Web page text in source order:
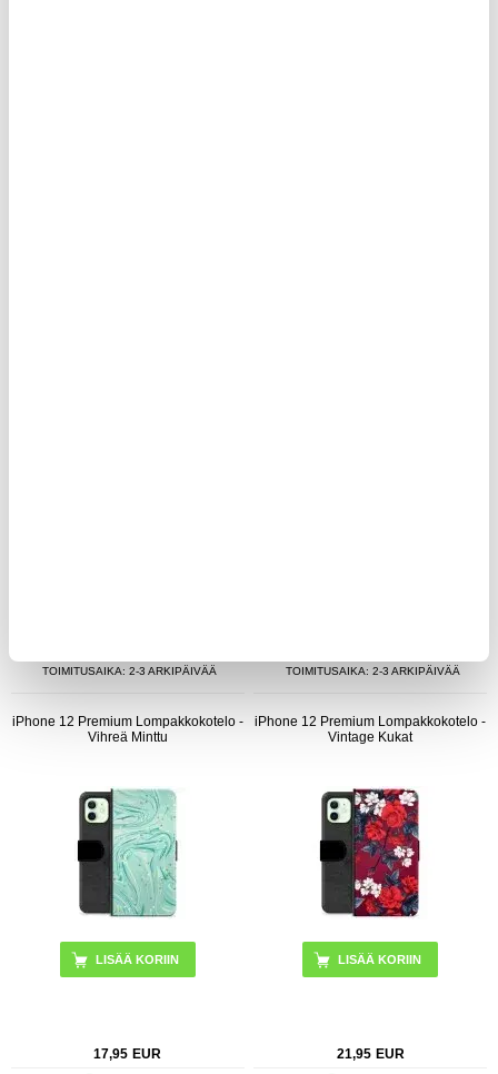
TOIMITUSAIKA: 2-3 ARKIPÄIVÄÄ TOIMITUSAIKA: 2-3 ARKIPÄIVÄÄ
iPhone 12 Premium Lompakkokotelo -
Vihreä Minttu
17,95 EUR
iPhone 12 Premium Lompakkokotelo -
Vintage Kukat
21,95 EUR